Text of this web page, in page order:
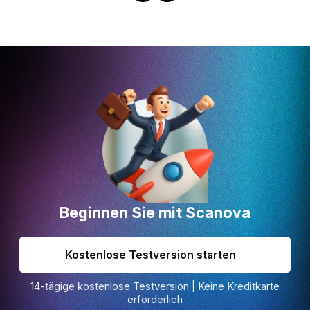
Beginnen Sie mit Scanova
Kostenlose Testversion starten
14-tägige kostenlose Testversion | Keine Kreditkarte
erforderlich